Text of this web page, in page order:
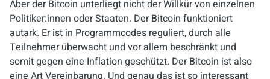
Aber der Bitcoin unterliegt nicht der Willkür von einzelnen
Politiker:innen oder Staaten. Der Bitcoin funktioniert
autark. Er ist in Programmcodes reguliert, durch alle
Teilnehmer überwacht und vor allem beschränkt und
somit gegen eine Inflation geschützt. Der Bitcoin ist also
eine Art Vereinbarung. Und genau das ist so interessant